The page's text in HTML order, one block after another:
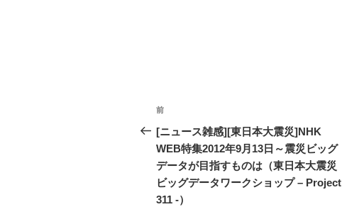
投
稿
ナ
ビ
ゲ
過
去
の
投
稿
前
[ニュース雑感][東日本大震災]NHK
WEB特集2012年9月13日～震災ビッグ
データが目指すものは（東日本大震災
ビッグデータワークショップ – Project
311 -）